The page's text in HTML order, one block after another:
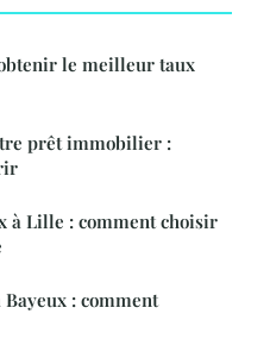
le meilleur taux
prêt immobilier :
à Lille : comment choisir
: comment